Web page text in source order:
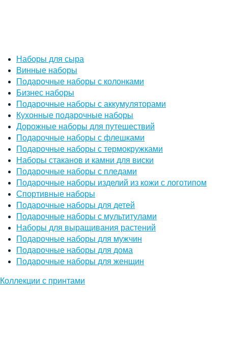
Наборы для сыра
Винные наборы
Подарочные наборы с колонками
Бизнес наборы
Подарочные наборы с аккумуляторами
Кухонные подарочные наборы
Дорожные наборы для путешествий
Подарочные наборы с флешками
Подарочные наборы с термокружками
Наборы стаканов и камни для виски
Подарочные наборы с пледами
Подарочные наборы изделий из кожи с логотипом
Спортивные наборы
Подарочные наборы для детей
Подарочные наборы с мультитулами
Наборы для выращивания растений
Подарочные наборы для мужчин
Подарочные наборы для дома
Подарочные наборы для женщин
Коллекции с принтами